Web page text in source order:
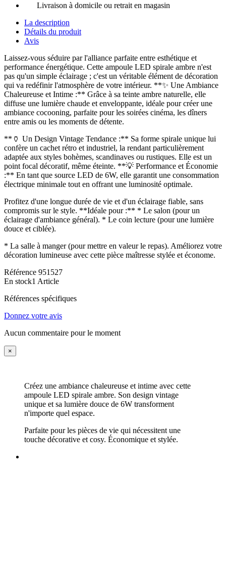
Livraison à domicile ou retrait en magasin
La description
Détails du produit
Avis
Laissez-vous séduire par l'alliance parfaite entre esthétique et
performance énergétique. Cette ampoule LED spirale ambre n'est
pas qu'un simple éclairage ; c'est un véritable élément de décoration
qui va redéfinir l'atmosphère de votre intérieur. **✨ Une Ambiance
Chaleureuse et Intime :** Grâce à sa teinte ambre naturelle, elle
diffuse une lumière chaude et enveloppante, idéale pour créer une
ambiance cocooning, parfaite pour les soirées cinéma, les dîners
entre amis ou les moments de détente.
**🏺 Un Design Vintage Tendance :** Sa forme spirale unique lui
confère un cachet rétro et industriel, la rendant particulièrement
adaptée aux styles bohèmes, scandinaves ou rustiques. Elle est un
point focal décoratif, même éteinte. **💡 Performance et Économie
:** En tant que source LED de 6W, elle garantit une consommation
électrique minimale tout en offrant une luminosité optimale.
Profitez d'une longue durée de vie et d'un éclairage fiable, sans
compromis sur le style. **Idéale pour :** * Le salon (pour un
éclairage d'ambiance général). * Le coin lecture (pour une lumière
douce et ciblée).
* La salle à manger (pour mettre en valeur le repas). Améliorez votre
décoration lumineuse avec cette pièce maîtresse stylée et économe.
Référence 951527
En stock1 Article
Références spécifiques
Donnez votre avis
Aucun commentaire pour le moment
×
Créez une ambiance chaleureuse et intime avec cette
ampoule LED spirale ambre. Son design vintage
unique et sa lumière douce de 6W transforment
n'importe quel espace.
Parfaite pour les pièces de vie qui nécessitent une
touche décorative et cosy. Économique et stylée.